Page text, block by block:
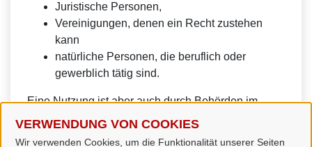
VERWENDUNG VON COOKIES
Wir verwenden Cookies, um die Funktionalität unserer Seiten
Juristische Personen,
Vereinigungen, denen ein Recht zustehen
kann
natürliche Personen, die beruflich oder
gewerblich tätig sind.
Eine Nutzung ist aber auch durch Behörden im
Sinne von § 1 Abs. 4 Verwaltungsverfahrensgesetz